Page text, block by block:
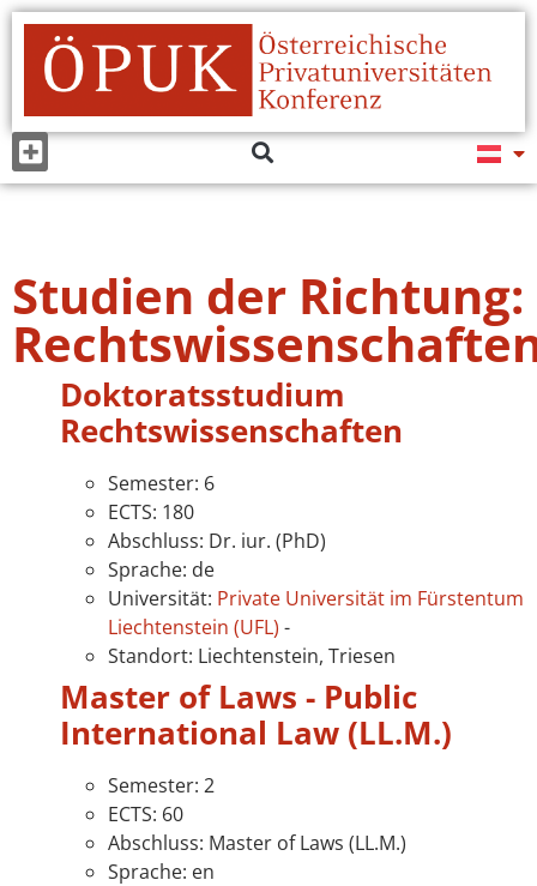
Studien der Richtung:
Doktoratsstudium
Rechtswissenschaften
Semester: 6
ECTS: 180
Abschluss: Dr. iur. (PhD)
Sprache: de
Universität: Private Universität im Fürstentum
Liechtenstein (UFL) -
Standort: Liechtenstein, Triesen
Master of Laws - Public
International Law (LL.M.)
Semester: 2
ECTS: 60
Abschluss: Master of Laws (LL.M.)
Sprache: en